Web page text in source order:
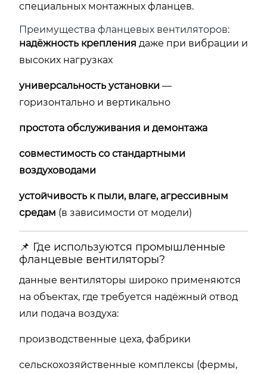
специальных монтажных фланцев.
Преимущества фланцевых вентиляторов:
надёжность крепления даже при вибрации и
высоких нагрузках
универсальность установки —
горизонтально и вертикально
простота обслуживания и демонтажа
совместимость со стандартными
воздуховодами
устойчивость к пыли, влаге, агрессивным
средам (в зависимости от модели)
📌 Где используются промышленные
фланцевые вентиляторы?
данные вентиляторы широко применяются
на объектах, где требуется надёжный отвод
или подача воздуха:
производственные цеха, фабрики
сельскохозяйственные комплексы (фермы,